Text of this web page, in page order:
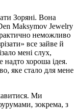
Зоряні. Вона
Maksymov Jewelry
неможливо
все зайве й
мені слух,
надто хороша ідея.
яке стало для мене
Ми
зокрема, з